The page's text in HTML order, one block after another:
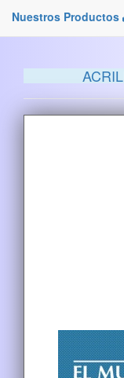
Nuestros Productos